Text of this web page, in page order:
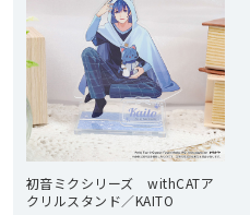
初音ミクシリーズ withCATア
クリルスタンド／KAITO